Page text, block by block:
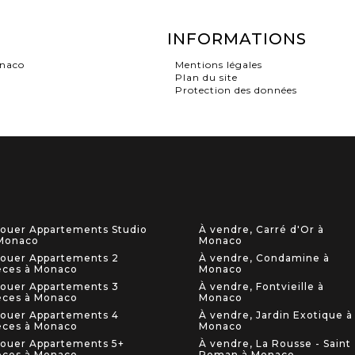
INFORMATIONS
Mentions légales
Plan du site
Protection des données
Appartements Studio
Appartements 2
à Monaco
Appartements 3
à Monaco
Appartements 4
à Monaco
Appartements 5+
À vendre, Carré d'Or à
Monaco
À vendre, Condamine à
Monaco
À vendre, Fontvieille à
Monaco
À vendre, Jardin Exotique à
Monaco
À vendre, La Rousse - Saint